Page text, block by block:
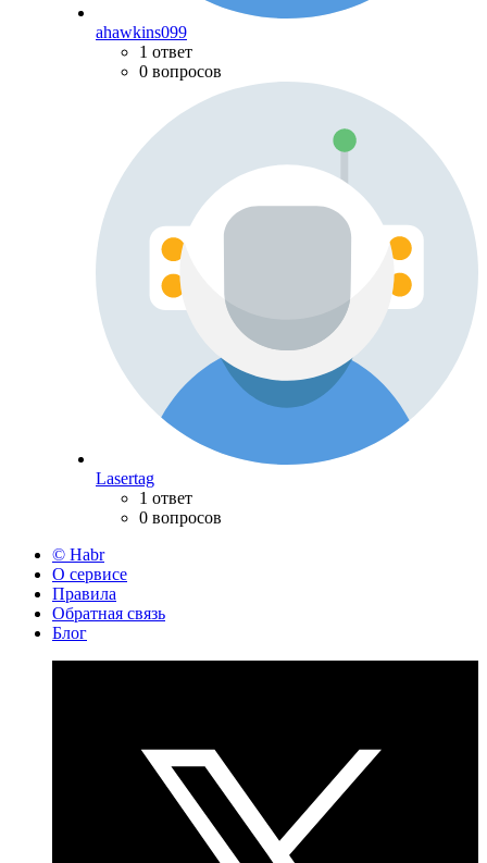
ahawkins099
1 ответ
0 вопросов
Lasertag
1 ответ
0 вопросов
© Habr
О сервисе
Правила
Обратная связь
Блог